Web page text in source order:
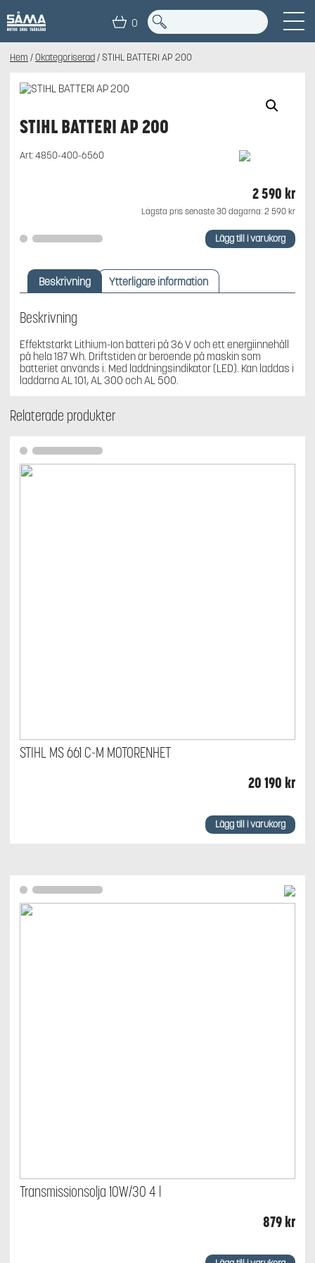
0
Hem /Okategoriserad/ STIHL BATTERI AP 200
STIHL BATTERI AP 200
Art:4850-400-6560
2 590 kr
Lägsta pris senaste 30 dagarna: 2 590 kr
STIHL
BATTERI
200
mängd
Lägg till i varukorg
Beskrivning Ytterligare information
Beskrivning
Effektstarkt Lithium-Ion batteri på 36 V och ett energiinnehåll
på hela 187 Wh. Driftstiden är beroende på maskin som
batteriet används i. Med laddningsindikator (LED). Kan laddas i
laddarna AL 101, AL 300 och AL 500.
Relaterade produkter
STIHL MS 661 C-M MOTORENHET
20 190 kr
Lägg till i varukorg
Transmissionsolja 10W/30 4 l
879kr